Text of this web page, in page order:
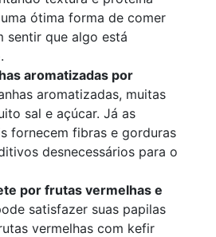
ótima forma de comer
sentir que algo está
aromatizadas por
aromatizadas, muitas
sal e açúcar. Já as
fornecem fibras e gorduras
desnecessários para o
por frutas vermelhas e
satisfazer suas papilas
vermelhas com kefir